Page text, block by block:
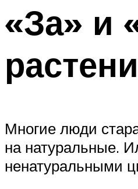
«За» и
Многие люди
на натуральные.
ненатуральными